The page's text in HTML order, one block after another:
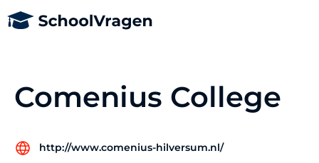
Comenius College
http://www.comenius-hilversum.nl/